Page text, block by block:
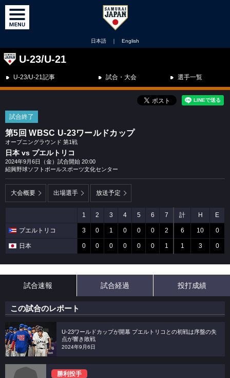
日本語 ｜ English
U-23/U-21
U-23/U-21記事 試合・大会 選手一覧
試合終了
第5回 WBSC U-23ワールドカップ
オープニングラウンド 第1戦
日本 vs プエルトリコ
2024年9月6日（金）試合開始 20:00
紹興野球ソフトボールスポーツ文化センター
大会概要 出場選手 放送予定
1 2 3 4 5 6 7 計 H E
プエルトリコ 3 0 1 0 0 0 2 6 10 0
日本 0 0 0 0 0 0 1 1 3 0
試合速報 試合経過 投打成績
この試合のレポート
U-23ワールドカップが開幕 プエルトリコとの初戦は序盤の失
点が響き敗戦
2024年9月6日
勝利投手